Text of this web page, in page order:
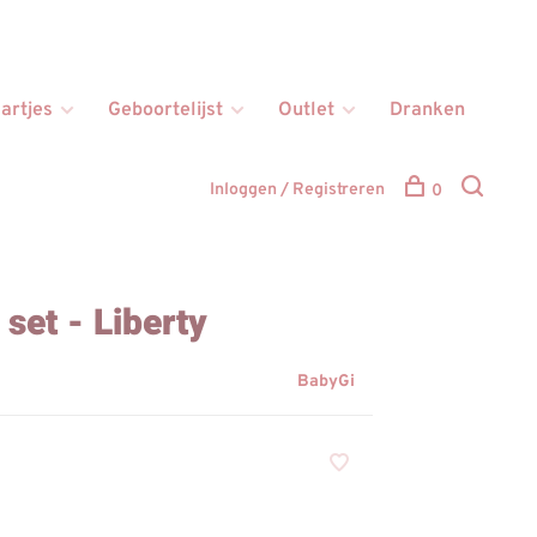
Geboortelijst Outlet Dranken
Inloggen / Registreren 0
- Liberty
BabyGi